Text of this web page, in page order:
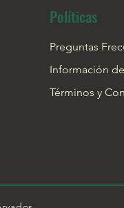
Políticas
Preguntas
Información
Términos y